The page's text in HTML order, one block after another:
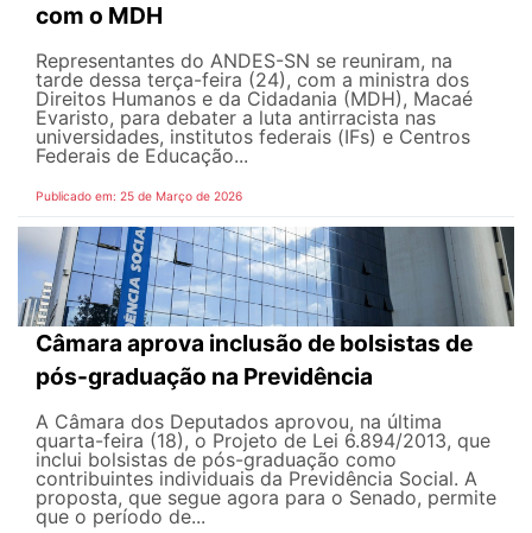
com o MDH
Representantes do ANDES-SN se reuniram, na
tarde dessa terça-feira (24), com a ministra dos
Direitos Humanos e da Cidadania (MDH), Macaé
Evaristo, para debater a luta antirracista nas
universidades, institutos federais (IFs) e Centros
Federais de Educação...
Publicado em: 25 de Março de 2026
Câmara aprova inclusão de bolsistas de
pós-graduação na Previdência
A Câmara dos Deputados aprovou, na última
quarta-feira (18), o Projeto de Lei 6.894/2013, que
inclui bolsistas de pós-graduação como
contribuintes individuais da Previdência Social. A
proposta, que segue agora para o Senado, permite
que o período de...